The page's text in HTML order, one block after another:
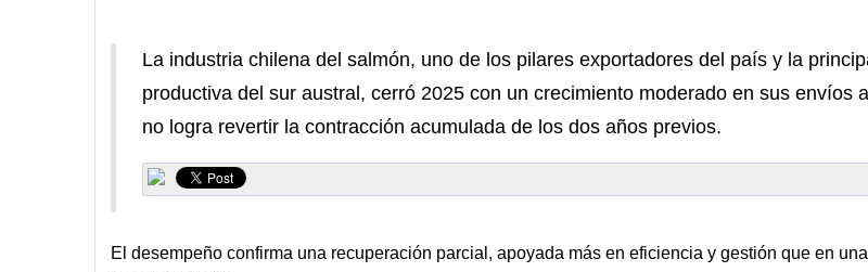
La industria chilena del salmón, uno de los pilares exportadores del país y la
productiva del sur austral, cerró 2025 con un crecimiento moderado en sus envíos
no logra revertir la contracción acumulada de los dos años previos.
El desempeño confirma una recuperación parcial, apoyada más en eficiencia y gestión que en